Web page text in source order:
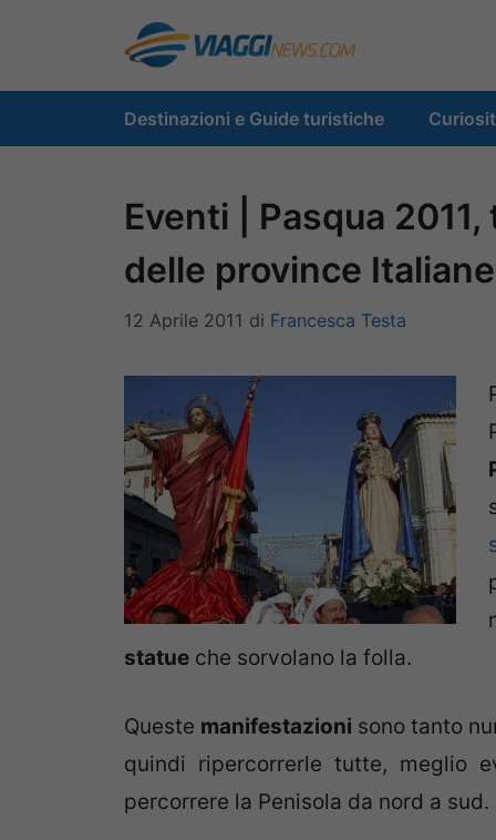
contenuto
Destinazioni e Guide turistiche
Eventi | Pasqua
delle province Italiane
12 Aprile 2011 di Francesca Testa
statue che sorvolano la folla.
Queste manifestazioni sono tanto
quindi ripercorrerle tutte, meglio
percorrere la Penisola da nord a sud.